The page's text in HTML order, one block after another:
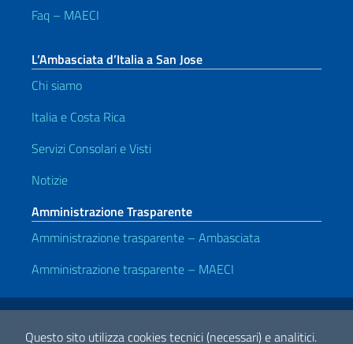
Questo sito utilizza cookies tecnici (necessari) e analitici.
Faq – MAECI
L’Ambasciata d’Italia a San Jose
Chi siamo
Italia e Costa Rica
Servizi Consolari e Visti
Notizie
Amministrazione Trasparente
Amministrazione trasparente – Ambasciata
Amministrazione trasparente – MAECI
Link Utili